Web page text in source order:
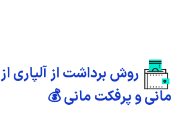
روش برداشت از آلپاری
مانی و پرفکت مانی 💰